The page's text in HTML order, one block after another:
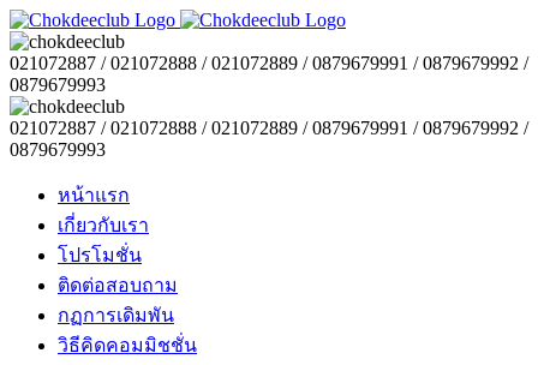
021072887 / 021072888 / 021072889 / 0879679991 / 0879679992 /
0879679993
021072887 / 021072888 / 021072889 / 0879679991 / 0879679992 /
0879679993
หน้าแรก
เกี่ยวกับเรา
โปรโมชั่น
ติดต่อสอบถาม
กฏการเดิมพัน
วิธีคิดคอมมิชชั่น